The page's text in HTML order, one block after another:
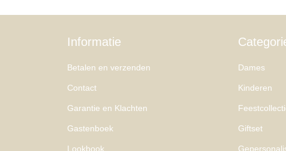
Informatie
Betalen en verzenden
Contact
Garantie en Klachten
Gastenboek
Lookbook
Dames
Kinderen
Giftset